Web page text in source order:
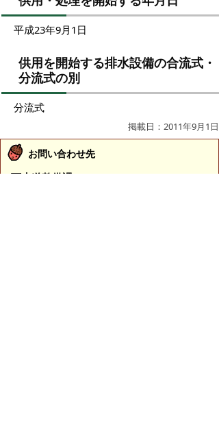
平成23年9月1日
供用を開始する排水設備の合流式・
分流式の別
分流式
掲載日：2011年9月1日
お問い合わせ先
下水道整備課